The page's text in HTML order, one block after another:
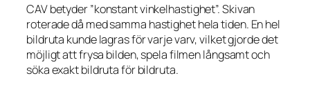
CAV betyder ”konstant vinkelhastighet”. Skivan
roterade då med samma hastighet hela tiden. En hel
bildruta kunde lagras för varje varv, vilket gjorde det
möjligt att frysa bilden, spela filmen långsamt och
söka exakt bildruta för bildruta.